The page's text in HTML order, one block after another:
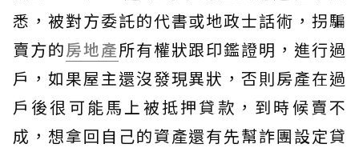
悉，被對方委託的代書或地政士話術，拐騙
賣方的房地產所有權狀跟印鑑證明，進行過
戶，如果屋主還沒發現異狀，否則房產在過
戶後很可能馬上被抵押貸款，到時候賣不
成，想拿回自己的資產還有先幫詐團設定貸